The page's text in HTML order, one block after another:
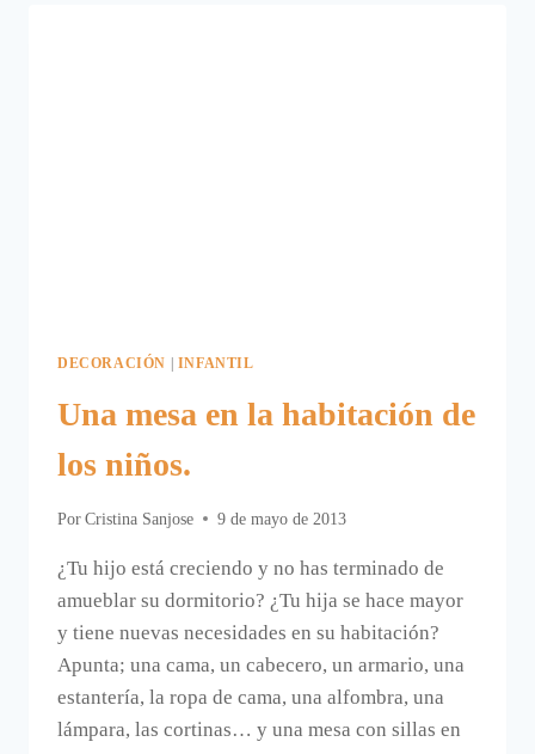
DECORACIÓN INFANTIL
Una mesa en la habitación de
los niños.
Por Cristina Sanjose 9 de mayo de 2013
¿Tu hijo está creciendo y no has terminado de
amueblar su dormitorio? ¿Tu hija se hace mayor
y tiene nuevas necesidades en su habitación?
Apunta; una cama, un cabecero, un armario, una
estantería, la ropa de cama, una alfombra, una
lámpara, las cortinas… y una mesa con sillas en